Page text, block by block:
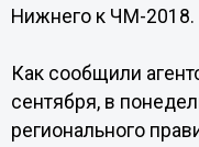
Нижнего к ЧМ-2018.
Как сообщили
сентября, в
регионального